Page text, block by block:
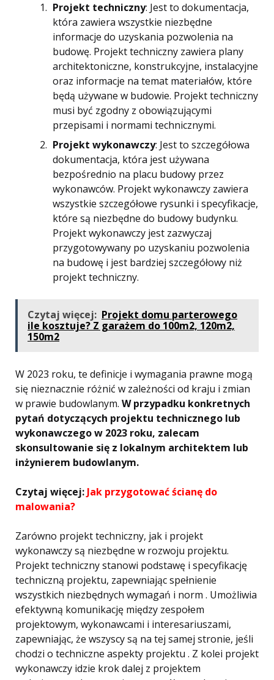
Projekt techniczny: Jest to dokumentacja,
która zawiera wszystkie niezbędne
informacje do uzyskania pozwolenia na
budowę. Projekt techniczny zawiera plany
architektoniczne, konstrukcyjne, instalacyjne
oraz informacje na temat materiałów, które
będą używane w budowie. Projekt techniczny
musi być zgodny z obowiązującymi
przepisami i normami technicznymi.
Projekt wykonawczy: Jest to szczegółowa
dokumentacja, która jest używana
bezpośrednio na placu budowy przez
wykonawców. Projekt wykonawczy zawiera
wszystkie szczegółowe rysunki i specyfikacje,
które są niezbędne do budowy budynku.
Projekt wykonawczy jest zazwyczaj
przygotowywany po uzyskaniu pozwolenia
na budowę i jest bardziej szczegółowy niż
projekt techniczny.
Czytaj więcej: Projekt domu parterowego
ile kosztuje? Z garażem do 100m2, 120m2,
150m2
W 2023 roku, te definicje i wymagania prawne mogą
się nieznacznie różnić w zależności od kraju i zmian
w prawie budowlanym. W przypadku konkretnych
pytań dotyczących projektu technicznego lub
wykonawczego w 2023 roku, zalecam
skonsultowanie się z lokalnym architektem lub
inżynierem budowlanym.
Czytaj więcej: Jak przygotować ścianę do
malowania?
Zarówno projekt techniczny, jak i projekt
wykonawczy są niezbędne w rozwoju projektu.
Projekt techniczny stanowi podstawę i specyfikację
techniczną projektu, zapewniając spełnienie
wszystkich niezbędnych wymagań i norm . Umożliwia
efektywną komunikację między zespołem
projektowym, wykonawcami i interesariuszami,
zapewniając, że wszyscy są na tej samej stronie, jeśli
chodzi o techniczne aspekty projektu . Z kolei projekt
wykonawczy idzie krok dalej z projektem